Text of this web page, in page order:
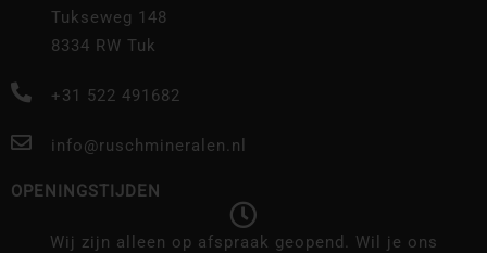
Tukseweg 148
8334 RW Tuk
+31 522 491682
info@ruschmineralen.nl
OPENINGSTIJDEN
Wij zijn alleen op afspraak geopend. Wil je ons